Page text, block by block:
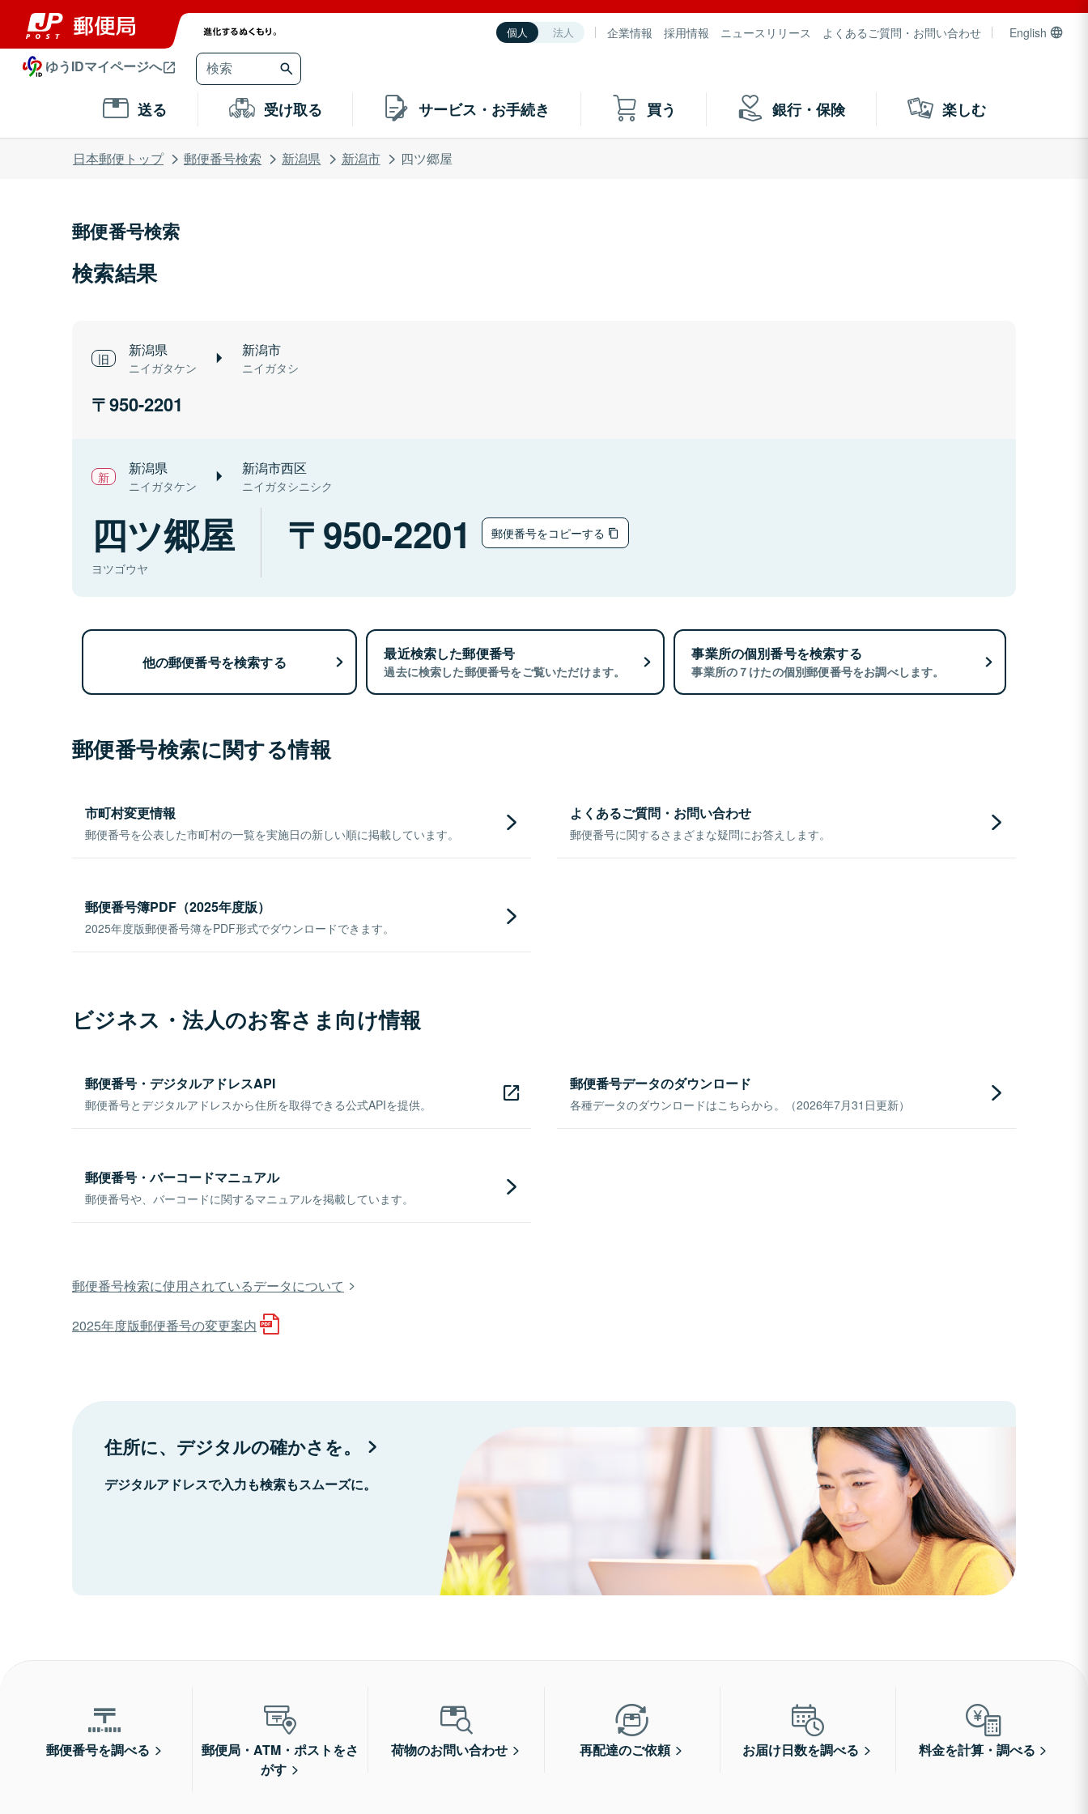
個人 法人 企業情報 採用情報 ニュースリリース よくあるご質問・お問い合わせ English
ゆうIDマイページへ
送る 受け取る サービス・お手続き 買う 銀行・保険 楽しむ
日本郵便トップ 郵便番号検索 新潟県 新潟市 四ツ郷屋
郵便番号検索
検索結果
新潟県
ニイガタケン
新潟市
ニイガタシ
950-2201
新潟県
ニイガタケン
新潟市西区
ニイガタシニシク
四ツ郷屋
ヨツゴウヤ
950-2201 郵便番号をコピーする
他の郵便番号を検索する 最近検索した郵便番号
過去に検索した郵便番号をご覧いただけます。
事業所の個別番号を検索する
事業所の７けたの個別郵便番号をお調べします。
郵便番号検索に関する情報
市町村変更情報
郵便番号を公表した市町村の一覧を実施日の新しい順に掲載しています。
よくあるご質問・お問い合わせ
郵便番号に関するさまざまな疑問にお答えします。
郵便番号簿PDF（2025年度版）
2025年度版郵便番号簿をPDF形式でダウンロードできます。
ビジネス・法人のお客さま向け情報
郵便番号・デジタルアドレスAPI
郵便番号とデジタルアドレスから住所を取得できる公式APIを提供。
郵便番号データのダウンロード
各種データのダウンロードはこちらから。（2026年7月31日更新）
郵便番号・バーコードマニュアル
郵便番号や、バーコードに関するマニュアルを掲載しています。
郵便番号検索に使用されているデータについて
2025年度版郵便番号の変更案内
住所に、デジタルの確かさを。
デジタルアドレスで入力も検索もスムーズに。
郵便番号を調べる
郵便局・ATM・ポストをさ
がす
荷物のお問い合わせ 再配達のご依頼 お届け日数を調べる 料金を計算・調べる